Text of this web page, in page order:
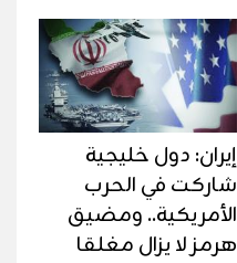
إيران: دول خليجية
شاركت في الحرب
الأمريكية.. ومضيق
هرمز لا يزال مغلقا